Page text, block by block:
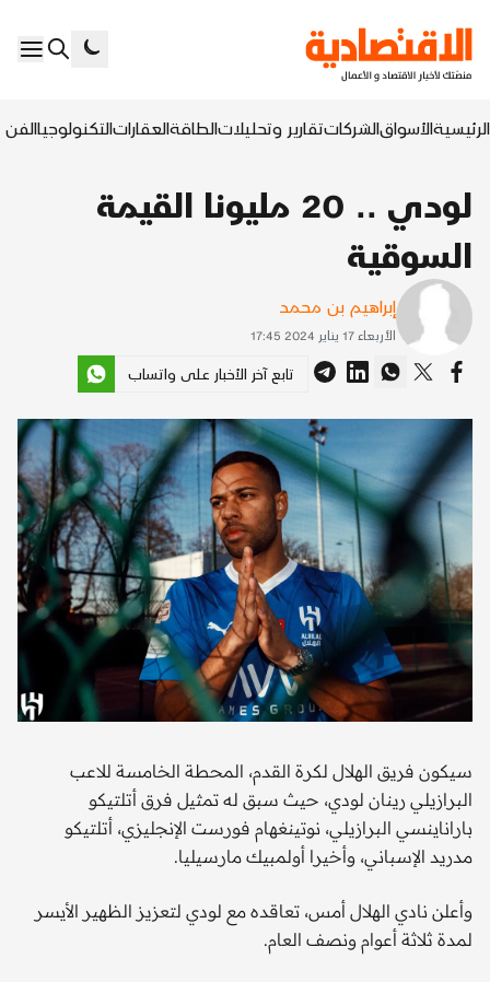
الرئيسيةالأسواقالشركاتتقارير وتحليلاتالطاقةالعقاراتالتكنولوجياالفن
لودي .. 20 مليونا القيمة
السوقية
إبراهيم بن محمد
الأربعاء 17 يناير 2024 17:45
تابع آخر الأخبار على واتساب
سيكون فريق الهلال لكرة القدم، المحطة الخامسة للاعب
البرازيلي رينان لودي، حيث سبق له تمثيل فرق أتلتيكو
باراناينسي البرازيلي، نوتينغهام فورست الإنجليزي، أتلتيكو
مدريد الإسباني، وأخيرا أولمبيك مارسيليا.
وأعلن نادي الهلال أمس، تعاقده مع لودي لتعزيز الظهير الأيسر
لمدة ثلاثة أعوام ونصف العام.